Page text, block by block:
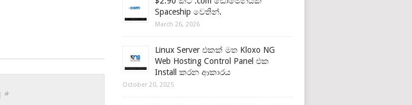
*
Spaceship වෙතින්.
March 26, 2026
Linux Server එකක් මත Kloxo NG
Web Hosting Control Panel එක
Install කරන ආකාරය
October 20, 2025